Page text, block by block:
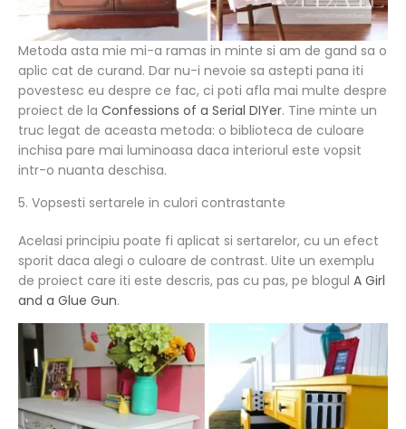
Metoda asta mie mi-a ramas in minte si am de gand sa o
aplic cat de curand. Dar nu-i nevoie sa astepti pana iti
povestesc eu despre ce fac, ci poti afla mai multe despre
proiect de la Confessions of a Serial DIYer. Tine minte un
truc legat de aceasta metoda: o biblioteca de culoare
inchisa pare mai luminoasa daca interiorul este vopsit
intr-o nuanta deschisa.
5. Vopsesti sertarele in culori contrastante
Acelasi principiu poate fi aplicat si sertarelor, cu un efect
sporit daca alegi o culoare de contrast. Uite un exemplu
de proiect care iti este descris, pas cu pas, pe blogul A Girl
and a Glue Gun.